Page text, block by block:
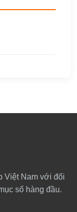
Việt Nam với đối
số hàng đầu.​​